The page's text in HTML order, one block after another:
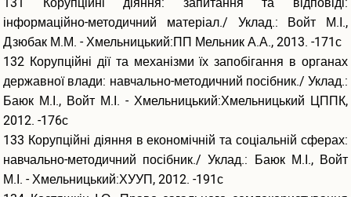
інформаційно-методичний матеріал./ Уклад.: Войт М.І.,
Дзюбак М.М. - Хмельницький:ПП Мельник А.А., 2013. -171с
132 Корупційні дії та механізми їх запобігання в органах
державної влади: навчально-методичний посібник./ Уклад.:
Баюк М.І., Войт М.І. - Хмельницький:Хмельницький ЦППК,
2012. -176с
133 Корупційні діяння в економічній та соціальній сферах:
навчально-методичний посібник./ Уклад.: Баюк М.І., Войт
М.І. - Хмельницький:ХУУП, 2012. -191с